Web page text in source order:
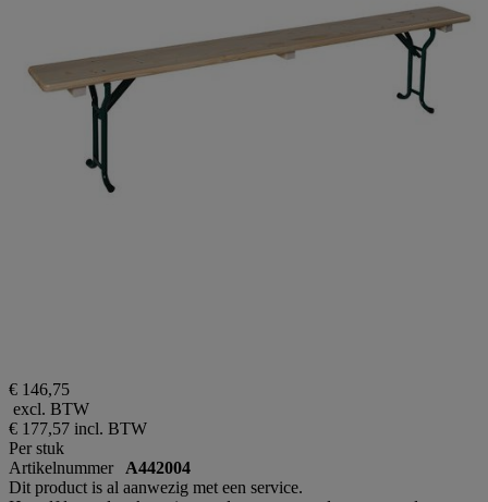
€ 146,75
excl. BTW
€ 177,57 incl. BTW
Per stuk
Artikelnummer A442004
Dit product is al aanwezig met een service.